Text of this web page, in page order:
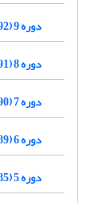
دوره 9 (1392)
دوره 8 (1391)
دوره 7 (1390)
دوره 6 (1389)
دوره 5 (1385)